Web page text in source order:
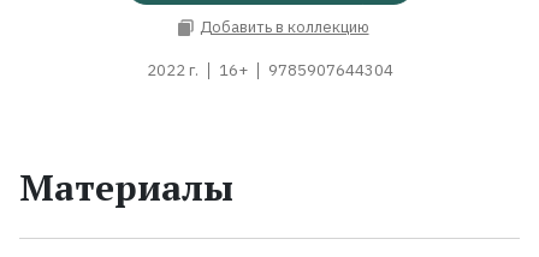
Добавить в коллекцию
2022 г. 16+ 9785907644304
Материалы